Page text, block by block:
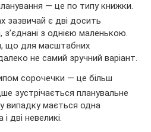
— це по типу книжки.
зазвичай є дві досить
з’єднані з однією маленькою.
що для масштабних
не самий зручний варіант.
сорочечки — це більш
зустрічається планувальне
випадку мається одна
дві невеликі.